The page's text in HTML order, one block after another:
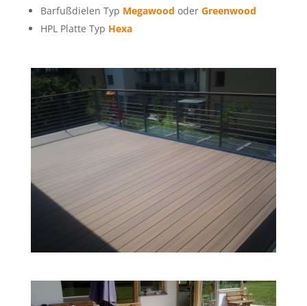
Barfußdielen Typ Megawood oder Greenwood
HPL Platte Typ Hexa